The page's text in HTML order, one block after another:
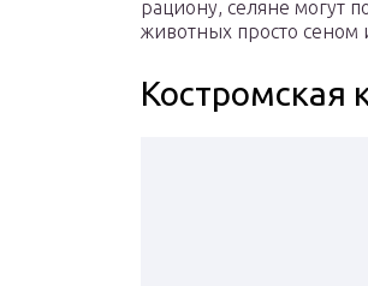
рациону, селяне могут
животных просто сеном
Костромская